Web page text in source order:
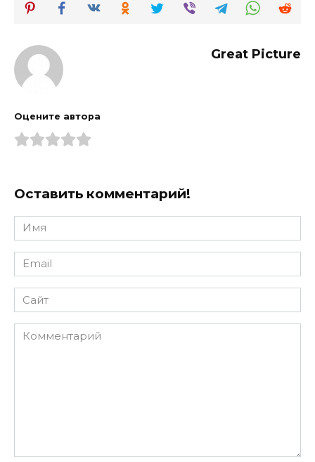
Great Picture
Оцените автора
Оставить комментарий!
Имя
*
Email
*
Сайт
Комментарий